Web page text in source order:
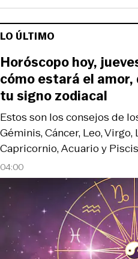
LO ÚLTIMO
04:00
Estos son los consejos de
Géminis, Cáncer, Leo,
Capricornio, Acuario y
Horóscopo hoy,
cómo estará el amor,
tu signo zodiacal